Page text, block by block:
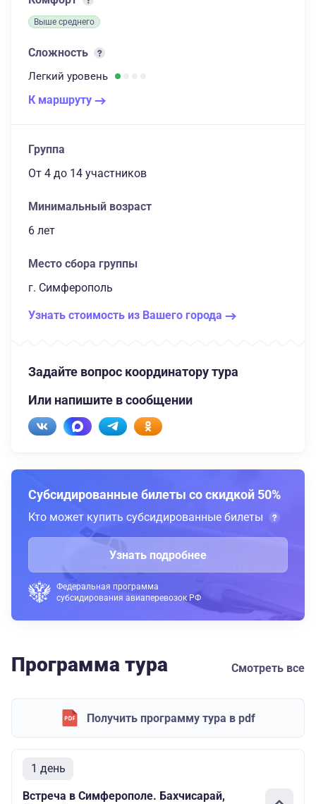
Выше среднего
Сложность
Легкий уровень
К маршруту
Группа
От 4 до 14 участников
Минимальный возраст
6 лет
Место сбора группы
г. Симферополь
Узнать стоимость из Вашего города
Задайте вопрос координатору тура
Или напишите в сообщении
Субсидированные билеты со скидкой 50%
Кто может купить субсидированные билеты
Узнать подробнее
Федеральная программа
субсидирования авиаперевозок РФ
Программа тура Смотреть все
Получить программу тура в pdf
1 день
Встреча в Симферополе. Бахчисарай,